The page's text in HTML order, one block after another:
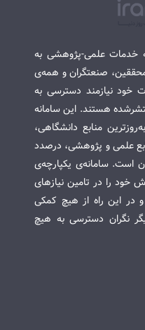
خدمات علمی-پژوهشی به
محققین، صنعتگران و همه‌ی
خود نیازمند دسترسی به
هستند. این سامانه
منابع دانشگاهی،
علمی و پژوهشی، درصدد
است. سامانه‌ی یکپارچه‌ی
خود را در تامین نیازهای
در این راه از هیچ کمکی
نگران دسترسی به هیچ